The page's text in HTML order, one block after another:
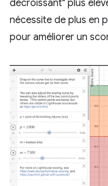
décroissant" plus
nécessite de plus en
pour améliorer un